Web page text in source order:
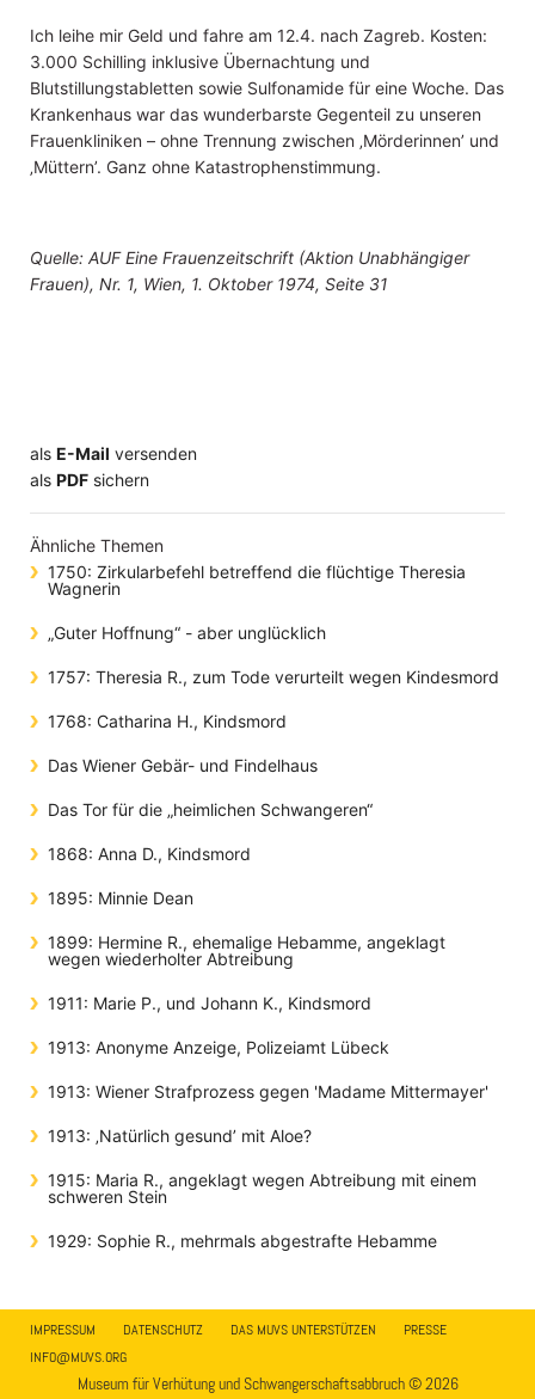
Ich leihe mir Geld und fahre am 12.4. nach Zagreb. Kosten:
3.000 Schilling inklusive Übernachtung und
Blutstillungstabletten sowie Sulfonamide für eine Woche. Das
Krankenhaus war das wunderbarste Gegenteil zu unseren
Frauenkliniken – ohne Trennung zwischen ‚Mörderinnen’ und
‚Müttern’. Ganz ohne Katastrophenstimmung.
Quelle: AUF Eine Frauenzeitschrift (Aktion Unabhängiger
Frauen), Nr. 1, Wien, 1. Oktober 1974, Seite 31
als E-Mail versenden
​​​​​​​​​​​​​​​​​als PDF sichern
Ähnliche Themen
1750: Zirkularbefehl betreffend die flüchtige Theresia
Wagnerin
„Guter Hoffnung“ - aber unglücklich
1757: Theresia R., zum Tode verurteilt wegen Kindesmord
1768: Catharina H., Kindsmord
Das Wiener Gebär- und Findelhaus
Das Tor für die „heimlichen Schwangeren“
1868: Anna D., Kindsmord
1895: Minnie Dean
1899: Hermine R., ehemalige Hebamme, angeklagt
wegen wiederholter Abtreibung
1911: Marie P., und Johann K., Kindsmord
1913: Anonyme Anzeige, Polizeiamt Lübeck
1913: Wiener Strafprozess gegen 'Madame Mittermayer'
1913: ‚Natürlich gesund’ mit Aloe?
1915: Maria R., angeklagt wegen Abtreibung mit einem
schweren Stein
1929: Sophie R., mehrmals abgestrafte Hebamme
IMPRESSUM DATENSCHUTZ DAS MUVS UNTERSTÜTZEN
PRESSE
INFO@MUVS.ORG
Museum für Verhütung und Schwangerschaftsabbruch © 2026